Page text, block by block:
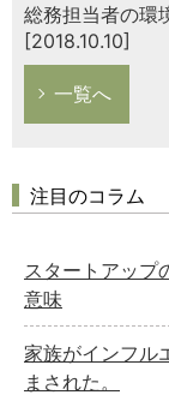
総務担当者の環
[2018.10.10]
一覧へ
注目のコラム
スタートアッ
意味
家族がインフル
まされた。